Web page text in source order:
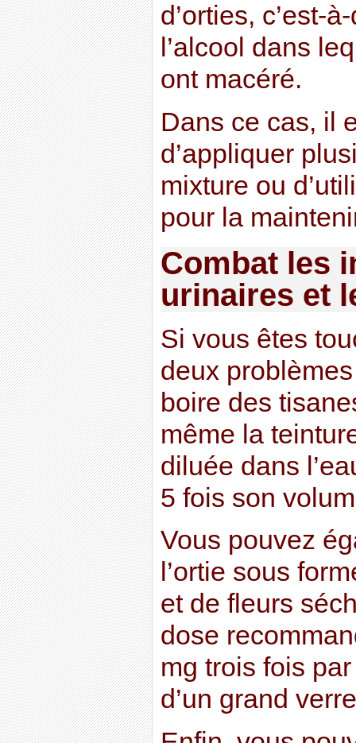
d’orties, c’est-
l’alcool dans
ont macéré.
Dans ce cas, il
d’appliquer
mixture ou
pour la
Combat les
urinaires et
Si vous êtes
deux
boire des
même la
diluée dans
5 fois son
Vous pouvez
l’ortie sous
et de fleurs
dose
mg trois fois
d’un grand